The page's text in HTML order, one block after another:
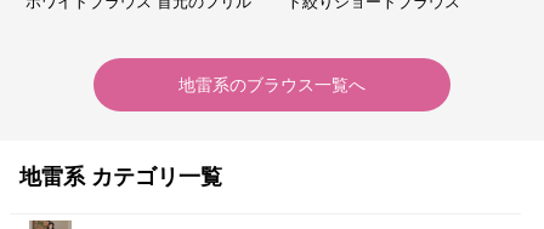
地雷系のブラウス一覧へ
地雷系 カテゴリ一覧